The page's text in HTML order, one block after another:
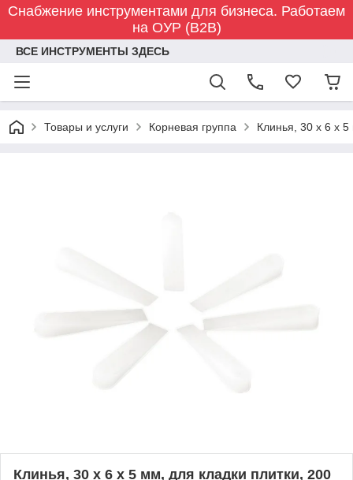
Снабжение инструментами для бизнеса. Работаем
на ОУР (B2B)
ВСЕ ИНСТРУМЕНТЫ ЗДЕСЬ
Товары и услуги Корневая группа Клинья, 30 х 6 х
Клинья, 30 х 6 х 5 мм, для кладки плитки, 200